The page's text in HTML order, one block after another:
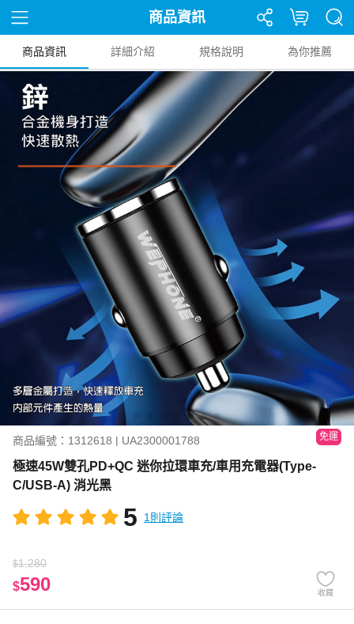
商品資訊
商品資訊 詳細介紹 規格說明 為你推薦
商品編號：1312618 | UA2300001788 免運
極速45W雙孔PD+QC 迷你拉環車充/車用充電器(Type-
C/USB-A) 消光黑
5 1則評論
$1,280
$590 收藏